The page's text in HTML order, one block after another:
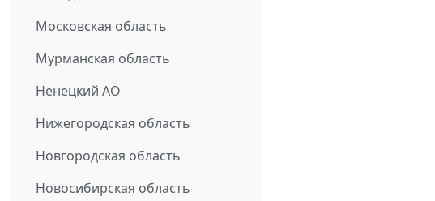
Московская область
Мурманская область
Ненецкий АО
Нижегородская область
Новгородская область
Новосибирская область